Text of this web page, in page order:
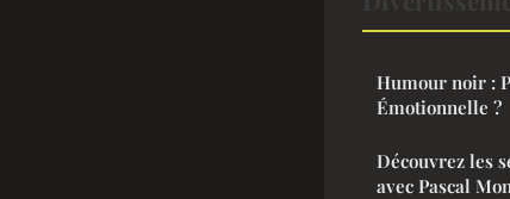
Humour noir :
Émotionnelle ?
Découvrez les
avec Pascal